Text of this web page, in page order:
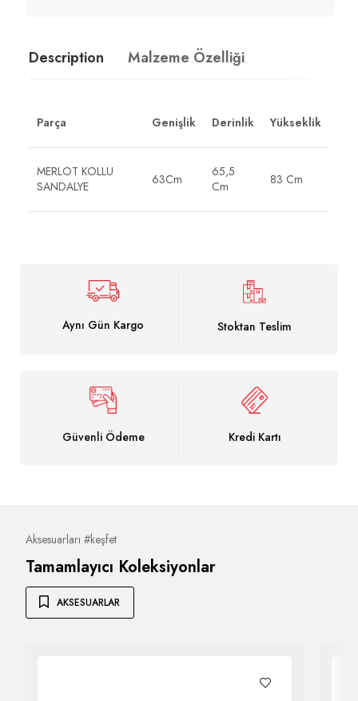
Description Malzeme Özelliği
Parça Genişlik Derinlik Yükseklik
MERLOT KOLLU
SANDALYE
63Cm
65,5
Cm
83 Cm
Aynı Gün Kargo Stoktan Teslim
Güvenli Ödeme Kredi Kartı
Aksesuarları #keşfet
Tamamlayıcı Koleksiyonlar
AKSESUARLAR